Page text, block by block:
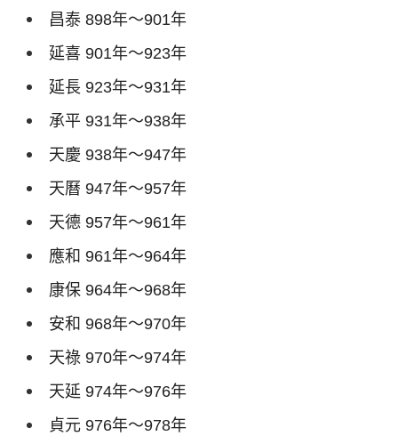
昌泰 898年～901年
延喜 901年～923年
延長 923年～931年
承平 931年～938年
天慶 938年～947年
天曆 947年～957年
天德 957年～961年
應和 961年～964年
康保 964年～968年
安和 968年～970年
天祿 970年～974年
天延 974年～976年
貞元 976年～978年